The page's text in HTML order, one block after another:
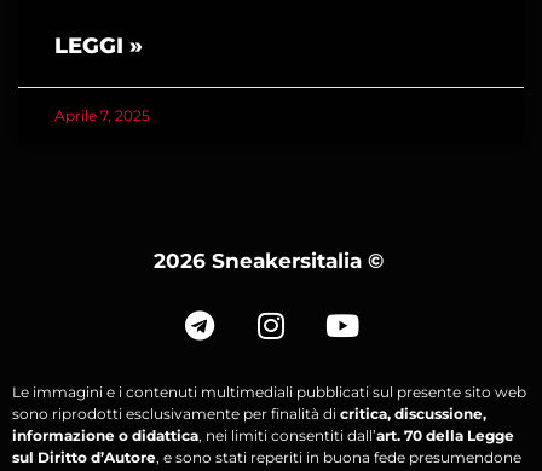
LEGGI »
Aprile 7, 2025
2026 Sneakersitalia ©
Le immagini e i contenuti multimediali pubblicati sul presente sito web
sono riprodotti esclusivamente per finalità di critica, discussione,
informazione o didattica, nei limiti consentiti dall’art. 70 della Legge
sul Diritto d’Autore, e sono stati reperiti in buona fede presumendone